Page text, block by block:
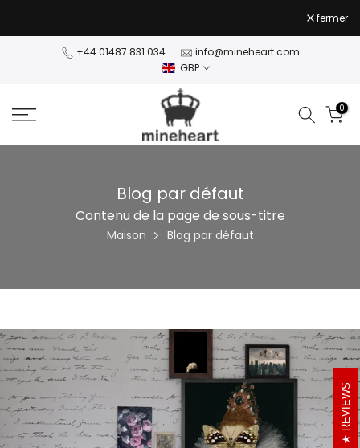
au
NaN jours NaN:NaN:NaN
NaN jours NaN:NaN:NaN
fermer
+44 01487 831 034
info@mineheart.com
GBP
0
Blog par défaut
Contenu de la page de sous-titre
Maison Blog par défaut
REVIEWS